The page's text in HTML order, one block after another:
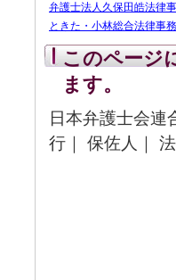
弁護士法人久保田皓法律
ときた・小林総合法律事
このページ
ます。
日本弁護士会連
行｜ 保佐人｜